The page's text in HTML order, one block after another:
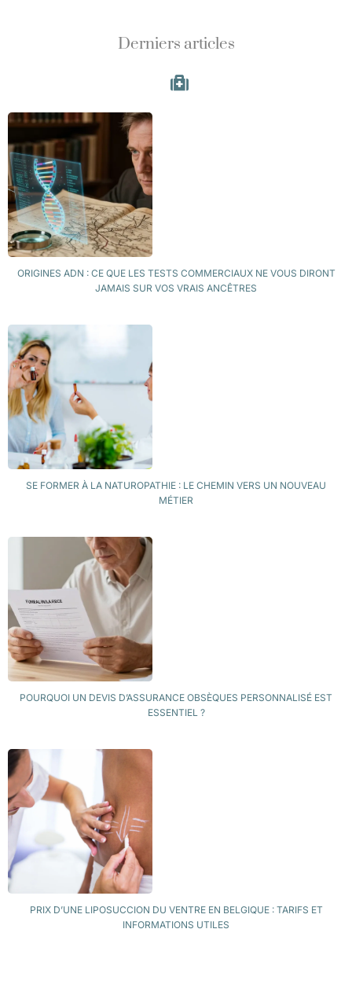
Derniers articles
ORIGINES ADN : CE QUE LES TESTS COMMERCIAUX NE VOUS DIRONT
JAMAIS SUR VOS VRAIS ANCÊTRES
SE FORMER À LA NATUROPATHIE : LE CHEMIN VERS UN NOUVEAU
MÉTIER
POURQUOI UN DEVIS D’ASSURANCE OBSÈQUES PERSONNALISÉ EST
ESSENTIEL ?
PRIX D’UNE LIPOSUCCION DU VENTRE EN BELGIQUE : TARIFS ET
INFORMATIONS UTILES